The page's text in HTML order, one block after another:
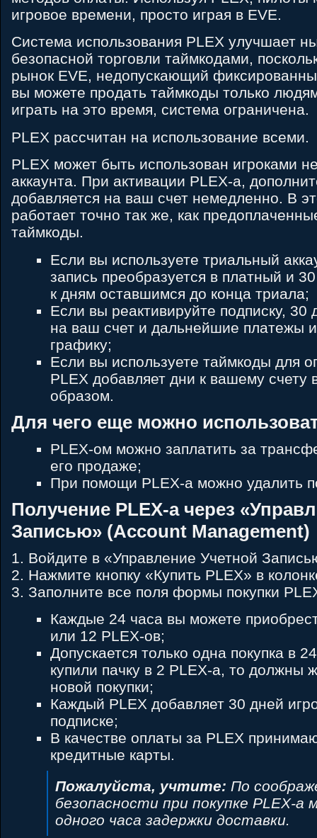
игровое времени, просто играя в EVE.
Система использования PLEX улучшает
безопасной торговли таймкодами,
рынок EVE, недопускающий
вы можете продать таймкоды только
играть на это время, система ограничена.
PLEX рассчитан на использование всеми.
PLEX может быть использован игроками
аккаунта. При активации PLEX-а,
добавляется на ваш счет немедленно. В
работает точно так же, как
таймкоды.
Если вы используете триальный
запись преобразуется в платный и
к дням оставшимся до конца триала;
Если вы реактивируйте подписку, 30
на ваш счет и дальнейшие платежы
графику;
Если вы используете таймкоды для
PLEX добавляет дни к вашему счету
образом.
Для чего еще можно
PLEX-ом можно заплатить за
его продаже;
При помощи PLEX-а можно удалить
Получение PLEX-а через
Записью» (Account Management)
1. Войдите в «Управление Учетной
2. Нажмите кнопку «Купить PLEX» в
3. Заполните все поля формы покупки
Каждые 24 часа вы можете
или 12 PLEX-ов;
Допускается только одна покупка в
купили пачку в 2 PLEX-а, то должны
новой покупки;
Каждый PLEX добавляет 30 дней
подписке;
В качестве оплаты за PLEX
кредитные карты.
Пожалуйста, учтите: По
безопасности при покупке PLEX-
одного часа задержки доставки.